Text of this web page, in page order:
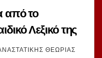
από το
Λεξικό της
Καπόπουλος]
ΘΕΩΡΊΑΣ